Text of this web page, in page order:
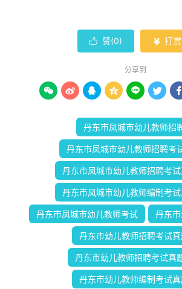
 赞(0)  打赏
分享到
      
丹东市凤城市幼儿教师招
丹东市凤城市幼儿教师招聘考
丹东市凤城市幼儿教师招聘考
丹东市凤城市幼儿教师编制考
丹东市凤城市幼儿教师考试 丹东
丹东市幼儿教师招聘考试
丹东市幼儿教师招聘考试真
丹东市幼儿教师编制考试